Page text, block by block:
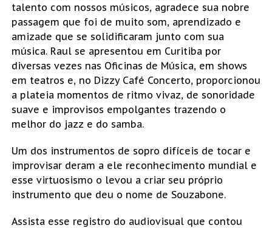
talento com nossos músicos, agradece sua nobre
passagem que foi de muito som, aprendizado e
amizade que se solidificaram junto com sua
música. Raul se apresentou em Curitiba por
diversas vezes nas Oficinas de Música, em shows
em teatros e, no Dizzy Café Concerto, proporcionou
a plateia momentos de ritmo vivaz, de sonoridade
suave e improvisos empolgantes trazendo o
melhor do jazz e do samba.
Um dos instrumentos de sopro difíceis de tocar e
improvisar deram a ele reconhecimento mundial e
esse virtuosismo o levou a criar seu próprio
instrumento que deu o nome de Souzabone.
Assista esse registro do audiovisual que contou